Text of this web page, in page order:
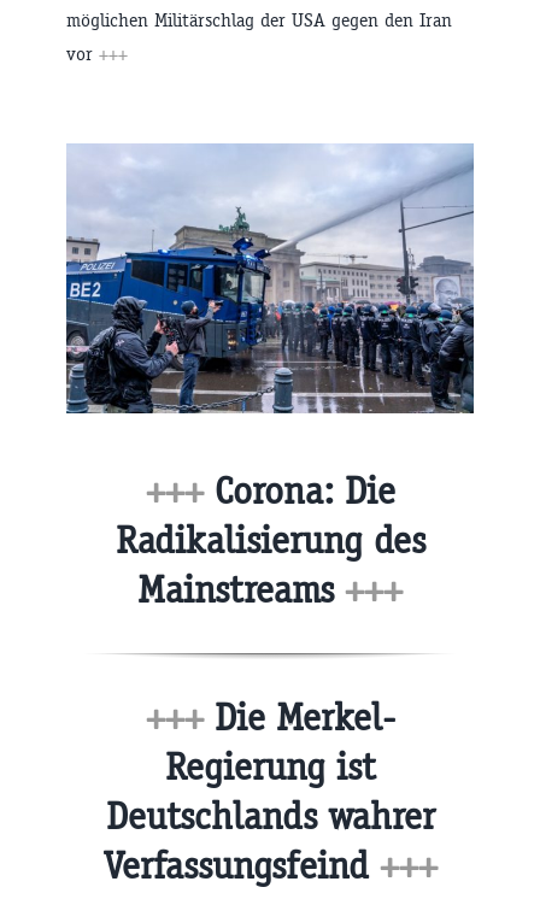
möglichen Militärschlag der USA gegen den Iran
vor +++
+++Corona: Die
Radikalisierung des
Mainstreams +++
+++Die Merkel-
Regierung ist
Deutschlands wahrer
Verfassungsfeind +++